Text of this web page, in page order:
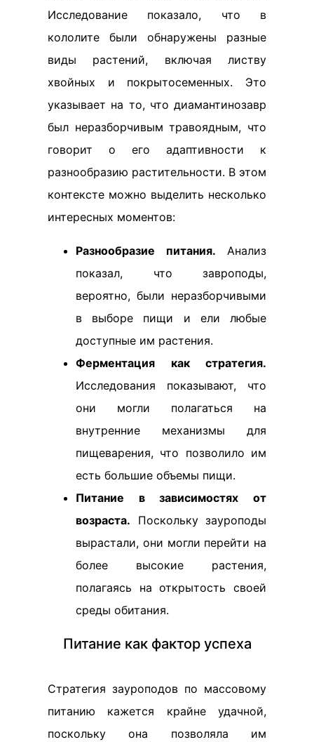
Исследование показало, что в
кололите были обнаружены разные
виды растений, включая листву
хвойных и покрытосеменных. Это
указывает на то, что диамантинозавр
был неразборчивым травоядным, что
говорит о его адаптивности к
разнообразию растительности. В этом
контексте можно выделить несколько
интересных моментов:
Разнообразие питания. Анализ
показал, что завроподы,
вероятно, были неразборчивыми
в выборе пищи и ели любые
доступные им растения.
Ферментация как стратегия.
Исследования показывают, что
они могли полагаться на
внутренние механизмы для
пищеварения, что позволило им
есть большие объемы пищи.
Питание в зависимостях от
возраста. Поскольку зауроподы
вырастали, они могли перейти на
более высокие растения,
полагаясь на открытость своей
среды обитания.
Питание как фактор успеха
Стратегия зауроподов по массовому
питанию кажется крайне удачной,
поскольку она позволяла им